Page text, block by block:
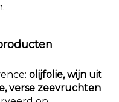
olijfolie, wijn uit
verse zeevruchten